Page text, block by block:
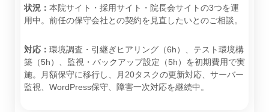
状況： 本院サイト・採用サイト・院長会サイトの3つを運
用中。前任の保守会社との契約を見直したいとのご相談。
対応： 環境調査・引継ぎヒアリング（6h）、テスト環境構
築（5h）、監視・バックアップ設定（5h）を初期費用で実
施。月額保守に移行し、月20タスクの更新対応、サーバー
監視、WordPress保守、障害一次対応を継続中。